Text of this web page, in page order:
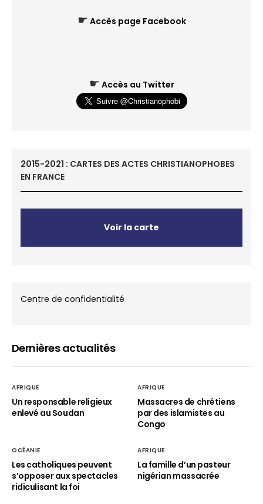
☛ Accès page Facebook
☛ Accès au Twitter
2015-2021 : CARTES DES ACTES CHRISTIANOPHOBES
EN FRANCE
Voir la carte
Centre de confidentialité
Dernières actualités
AFRIQUE
Un responsable religieux
enlevé au Soudan
AFRIQUE
Massacres de chrétiens
par des islamistes au
Congo
OCÉANIE
Les catholiques peuvent
s’opposer aux spectacles
ridiculisant la foi
AFRIQUE
La famille d’un pasteur
nigérian massacrée